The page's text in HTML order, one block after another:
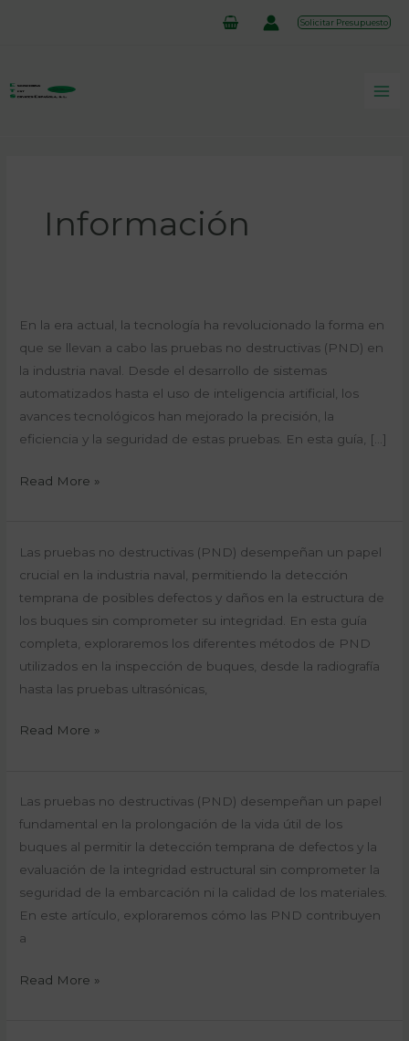
Solicitar Presupuesto
Información
En la era actual, la tecnología ha revolucionado la forma en
que se llevan a cabo las pruebas no destructivas (PND) en
la industria naval. Desde el desarrollo de sistemas
automatizados hasta el uso de inteligencia artificial, los
avances tecnológicos han mejorado la precisión, la
eficiencia y la seguridad de estas pruebas. En esta guía, […]
Avances
Tecnológicos:
Pruebas
No
Destructivas
del
XXI
Read More »
Las pruebas no destructivas (PND) desempeñan un papel
crucial en la industria naval, permitiendo la detección
temprana de posibles defectos y daños en la estructura de
los buques sin comprometer su integridad. En esta guía
completa, exploraremos los diferentes métodos de PND
utilizados en la inspección de buques, desde la radiografía
hasta las pruebas ultrasónicas,
Guía
sobre
Métodos
de
Pruebas
No
Destructivas
Buques
Read More »
Las pruebas no destructivas (PND) desempeñan un papel
fundamental en la prolongación de la vida útil de los
buques al permitir la detección temprana de defectos y la
evaluación de la integridad estructural sin comprometer la
seguridad de la embarcación ni la calidad de los materiales.
En este artículo, exploraremos cómo las PND contribuyen
a
Cómo
las
Pruebas
No
Destructivas
Prolongan
la
Útil
Read More »